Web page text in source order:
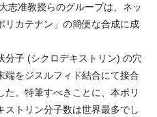
志准教授らのグループは、ネッ
リカテナン」の簡便な合成に成
子 (シクロデキストリン) の穴
端をジスルフィド結合にて接合
。特筆すべきことに、本ポリ
ストリン分子数は世界最多でし